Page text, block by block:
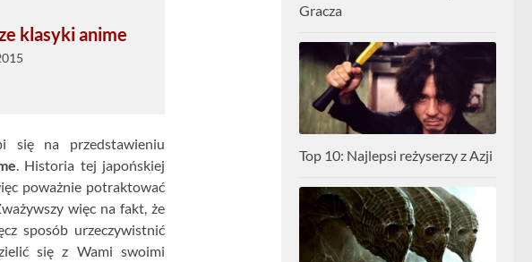
klasyki anime
się na przedstawieniu
. Historia tej japońskiej
poważnie potraktować
więc na fakt, że
sposób urzeczywistnić
się z Wami swoimi
Gracza
Top 10: Najlepsi reżyserzy z Azji